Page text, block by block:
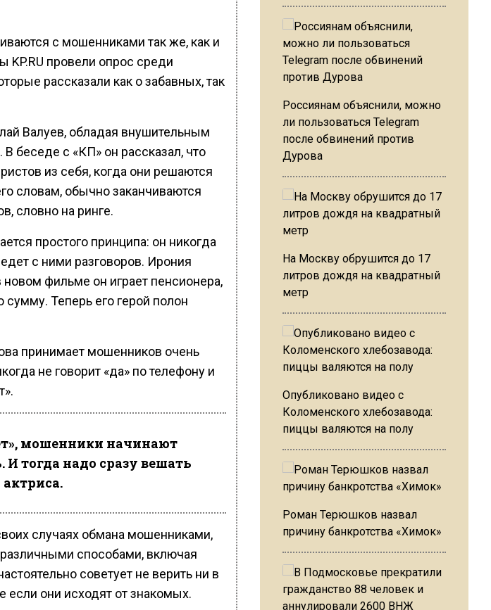
с мошенниками так же, как и
провели опрос среди
рассказали как о забавных, так
Валуев, обладая внушительным
беседе с «КП» он рассказал, что
из себя, когда они решаются
словам, обычно заканчиваются
словно на ринге.
простого принципа: он никогда
с ними разговоров. Ирония
фильме он играет пенсионера,
сумму. Теперь его герой полон
принимает мошенников очень
не говорит «да» по телефону и
мошенники начинают
тогда надо сразу вешать
случаях обмана мошенниками,
способами, включая
советует не верить ни в
если они исходят от знакомых.
Россиянам объяснили, можно
ли пользоваться Telegram
после обвинений против
Дурова
На Москву обрушится до 17
литров дождя на квадратный
метр
Опубликовано видео с
Коломенского хлебозавода:
пиццы валяются на полу
Роман Терюшков назвал
причину банкротства «Химок»